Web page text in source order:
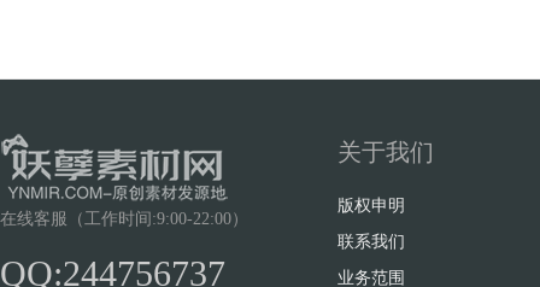
在线客服（工作时间:9:00-22:00）
QQ:244756737
关于我们
版权申明
联系我们
业务范围